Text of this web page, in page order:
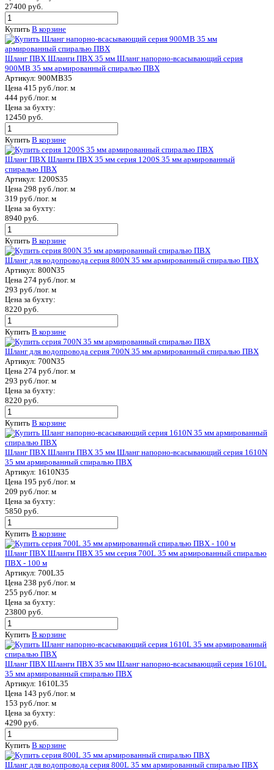
27400 руб.
Купить В корзине
Шланг ПВХ Шланги ПВХ 35 мм Шланг напорно-всасывающий серия
900MB 35 мм армированный спиралью ПВХ
Артикул: 900MB35
Цена 415 руб./пог. м
444 руб./пог. м
Цена за бухту:
12450 руб.
Купить В корзине
Шланг ПВХ Шланги ПВХ 35 мм серия 1200S 35 мм армированный
спиралью ПВХ
Артикул: 1200S35
Цена 298 руб./пог. м
319 руб./пог. м
Цена за бухту:
8940 руб.
Купить В корзине
Шланг для водопровода серия 800N 35 мм армированный спиралью ПВХ
Артикул: 800N35
Цена 274 руб./пог. м
293 руб./пог. м
Цена за бухту:
8220 руб.
Купить В корзине
Шланг для водопровода серия 700N 35 мм армированный спиралью ПВХ
Артикул: 700N35
Цена 274 руб./пог. м
293 руб./пог. м
Цена за бухту:
8220 руб.
Купить В корзине
Шланг ПВХ Шланги ПВХ 35 мм Шланг напорно-всасывающий серия 1610N
35 мм армированный спиралью ПВХ
Артикул: 1610N35
Цена 195 руб./пог. м
209 руб./пог. м
Цена за бухту:
5850 руб.
Купить В корзине
Шланг ПВХ Шланги ПВХ 35 мм серия 700L 35 мм армированный спиралью
ПВХ - 100 м
Артикул: 700L35
Цена 238 руб./пог. м
255 руб./пог. м
Цена за бухту:
23800 руб.
Купить В корзине
Шланг ПВХ Шланги ПВХ 35 мм Шланг напорно-всасывающий серия 1610L
35 мм армированный спиралью ПВХ
Артикул: 1610L35
Цена 143 руб./пог. м
153 руб./пог. м
Цена за бухту:
4290 руб.
Купить В корзине
Шланг для водопровода серия 800L 35 мм армированный спиралью ПВХ